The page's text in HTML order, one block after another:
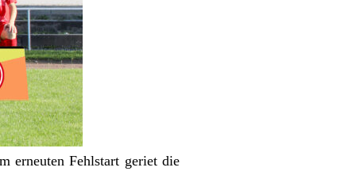
erneuten Fehlstart geriet die